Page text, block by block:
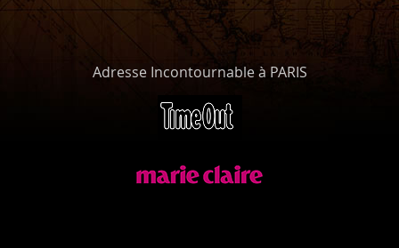
Adresse Incontournable à PARIS